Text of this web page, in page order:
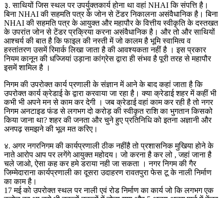
३. साथियों जिस स्थल पर उपर्युक्तकार्य होना था वहां NHAI कि संपत्ति है।
बिना NHAI की सहमति पत्र के जोन से टेंडर निकालना असंवैधानिक है। बिना
NHAI की सहमति पत्र के आयुक्त और महापौर के वित्तीय स्वीकृति के दस्तखत
के उपरांत जोन से टेंडर प्रक्रिया करना असंवैधानिक है। और तो और साथियों
आश्चर्य की बात है कि फाइल की नस्ती में जो कालम है भूमि स्वामित्व व
हस्तांतरण उसमें रिमार्क लिखा जाता है की आवश्यकता नहीं है । इस प्रकार
नियम कानून की धज्जियां उड़ाना कांग्रेस द्वारा ही संभव है पूरी तरह से महापौर
इसमें शामिल है ।
निगम की उपरोक्त कार्य प्रणाली के संज्ञान में आने के बाद कहां जाता है कि
उपरोक्त कार्य क्रेडाई के द्वारा करवाया जा रहा है। क्या क्रेडाई शहर में कहीं भी
कभी भी अपने मन से काम कर देगी । जब क्रेडाई वहां काम कर रही है तो नगर
निगम अनटाइड फंड से लगभग दो करोड़ की स्वीकृत राशि का भुगतान किसको
किया जाना था? शहर की जनता और चुने हुए प्रतिनिधि को इतना अज्ञानी और
अनपढ़ समझने की भूल मत करिए।
४. अगर नगरनिगम की कार्यप्रणाली ठीक नहींहै तो प्रशासनिक मुखिया होने के
नाते आरोप आप पर लगेंगे आयुक्त महोदय। जो करना है कर लो , जहां जाना है
चले जाओ, ऐसा कह कर हमे डराया नही जा सकता । नगर निगम की गैर
जिम्मेदाराना कार्यप्रणाली का दूसरा उदाहरण रावतपुरा फेस टू के नाली निर्माण
का काम है।
17 मई को उपरोक्त स्थल पर नाली एवं रोड निर्माण का कार्य जो कि लगभग एक